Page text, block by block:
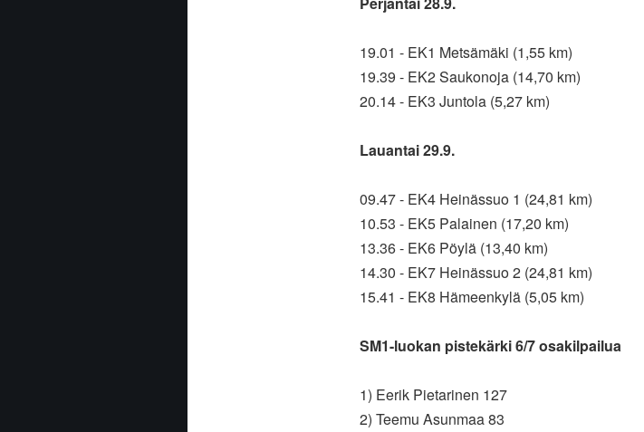
19.01 - EK1 Metsämäki (1,55 km)
19.39 - EK2 Saukonoja (14,70 km)
20.14 - EK3 Juntola (5,27 km)
Lauantai 29.9.
09.47 - EK4 Heinässuo 1 (24,81 km)
10.53 - EK5 Palainen (17,20 km)
13.36 - EK6 Pöylä (13,40 km)
14.30 - EK7 Heinässuo 2 (24,81 km)
15.41 - EK8 Hämeenkylä (5,05 km)
SM1-luokan pistekärki 6/7 osakilpailua
1) Eerik Pietarinen 127
2) Teemu Asunmaa 83